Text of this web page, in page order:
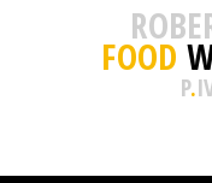
FOOD
P.